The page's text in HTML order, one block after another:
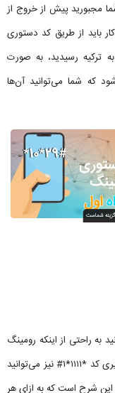
مجبورید پیش از خروج از
باید از طریق کد دستوری
به ترکیه رسیدید، به صورت
که شما می‌توانید آن‌ها
به راحتی از اینکه رومینگ
شما فعال است یا خیر باخبر شوید. جز آن با شماره‌گیری کد *۱۱۱۱*۱# نیز می‌توانید
این شرح است که به ازای هر